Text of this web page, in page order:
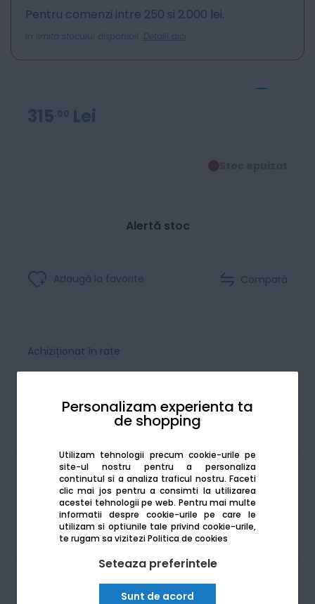
Personalizam experienta ta
de shopping
Utilizam tehnologii precum cookie-urile pe
site-ul nostru pentru a personaliza
continutul si a analiza traficul nostru. Faceti
clic mai jos pentru a consimti la utilizarea
acestei tehnologii pe web. Pentru mai multe
informatii despre cookie-urile pe care le
utilizam si optiunile tale privind cookie-urile,
te rugam sa viziteziPolitica de cookies
Seteaza preferintele
Sunt de acord
Pentru comenzi intre 250 si 2.000 lei.
In limita stocului disponibil. Detalii aici
315 00 Lei
Alertă stoc
Adaugă la favorite Compară
Achiziționat în rate
Produsele sunt disponibile pe platforma de
achizitii publiceSEAP/SICAP